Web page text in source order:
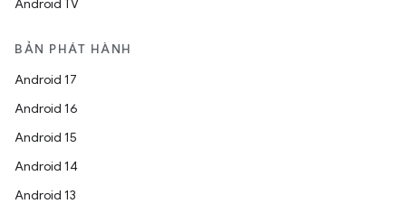
Android TV
BẢN PHÁT HÀNH
Android 17
Android 16
Android 15
Android 14
Android 13